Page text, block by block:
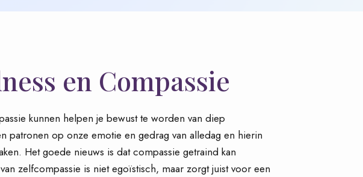
en Compassie
kunnen helpen je bewust te worden van diep
patronen op onze emotie en gedrag van alledag en hierin
Het goede nieuws is dat compassie getraind kan
zelfcompassie is niet egoïstisch, maar zorgt juist voor een